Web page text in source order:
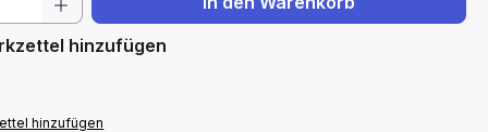
hinzufügen
hinzufügen